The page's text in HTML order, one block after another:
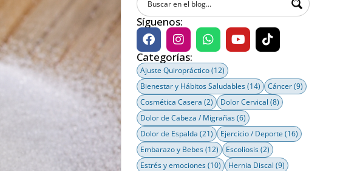
Síguenos:
Categorías:
Ajuste Quiropráctico(12)
Bienestar y Hábitos Saludables(14) Cáncer(9)
Cosmética Casera (2) Dolor Cervical (8)
Dolor de Cabeza / Migrañas(6)
Dolor de Espalda (21) Ejercicio / Deporte (16)
Embarazo y Bebes(12) Escoliosis(2)
Estrés y emociones(10) Hernia Discal (9)